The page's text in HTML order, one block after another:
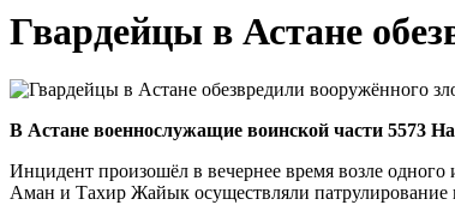
Гвардейцы в Астане
В Астане военнослужащие воинской части 5573
Инцидент произошёл в вечернее время возле
Аман и Тахир Жайык осуществляли патрулирование